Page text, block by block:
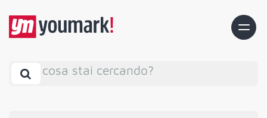
cosa stai cercando?